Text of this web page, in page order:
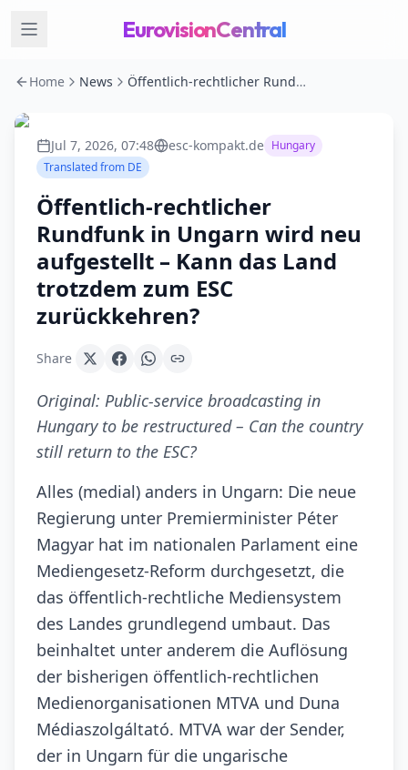
EurovisionCentral
Home News Öffentlich-rechtlicher Rundfunk in Ungarn wird neu aufgestellt – Kann das Land trotzdem zum ESC zurückkehren?
Jul 7, 2026, 07:48 esc-kompakt.de Hungary
Translated from DE
Öffentlich-rechtlicher
Rundfunk in Ungarn wird neu
aufgestellt – Kann das Land
trotzdem zum ESC
zurückkehren?
Share
Original: Public-service broadcasting in
Hungary to be restructured – Can the country
still return to the ESC?
Alles (medial) anders in Ungarn: Die neue
Regierung unter Premierminister Péter
Magyar hat im nationalen Parlament eine
Mediengesetz-Reform durchgesetzt, die
das öffentlich-rechtliche Mediensystem
des Landes grundlegend umbaut. Das
beinhaltet unter anderem die Auflösung
der bisherigen öffentlich-rechtlichen
Medienorganisationen MTVA und Duna
Médiaszolgáltató. MTVA war der Sender,
der in Ungarn für die ungarische